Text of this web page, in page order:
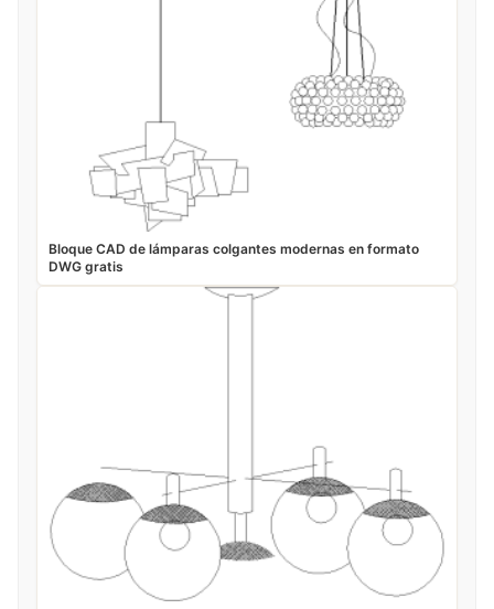
Bloque CAD de lámparas colgantes modernas en formato
DWG gratis